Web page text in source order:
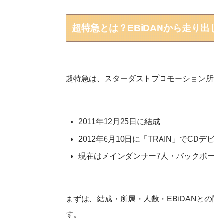
超特急とは？EBiDANから走り出
超特急は、スターダストプロモーション
2011年12月25日に結成
2012年6月10日に「TRAIN」でCDデ
現在はメインダンサー7人・バックボ
まずは、結成・所属・人数・EBiDANと
す。